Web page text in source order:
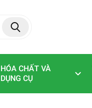
HÓA CHẤT VÀ
DỤNG CỤ